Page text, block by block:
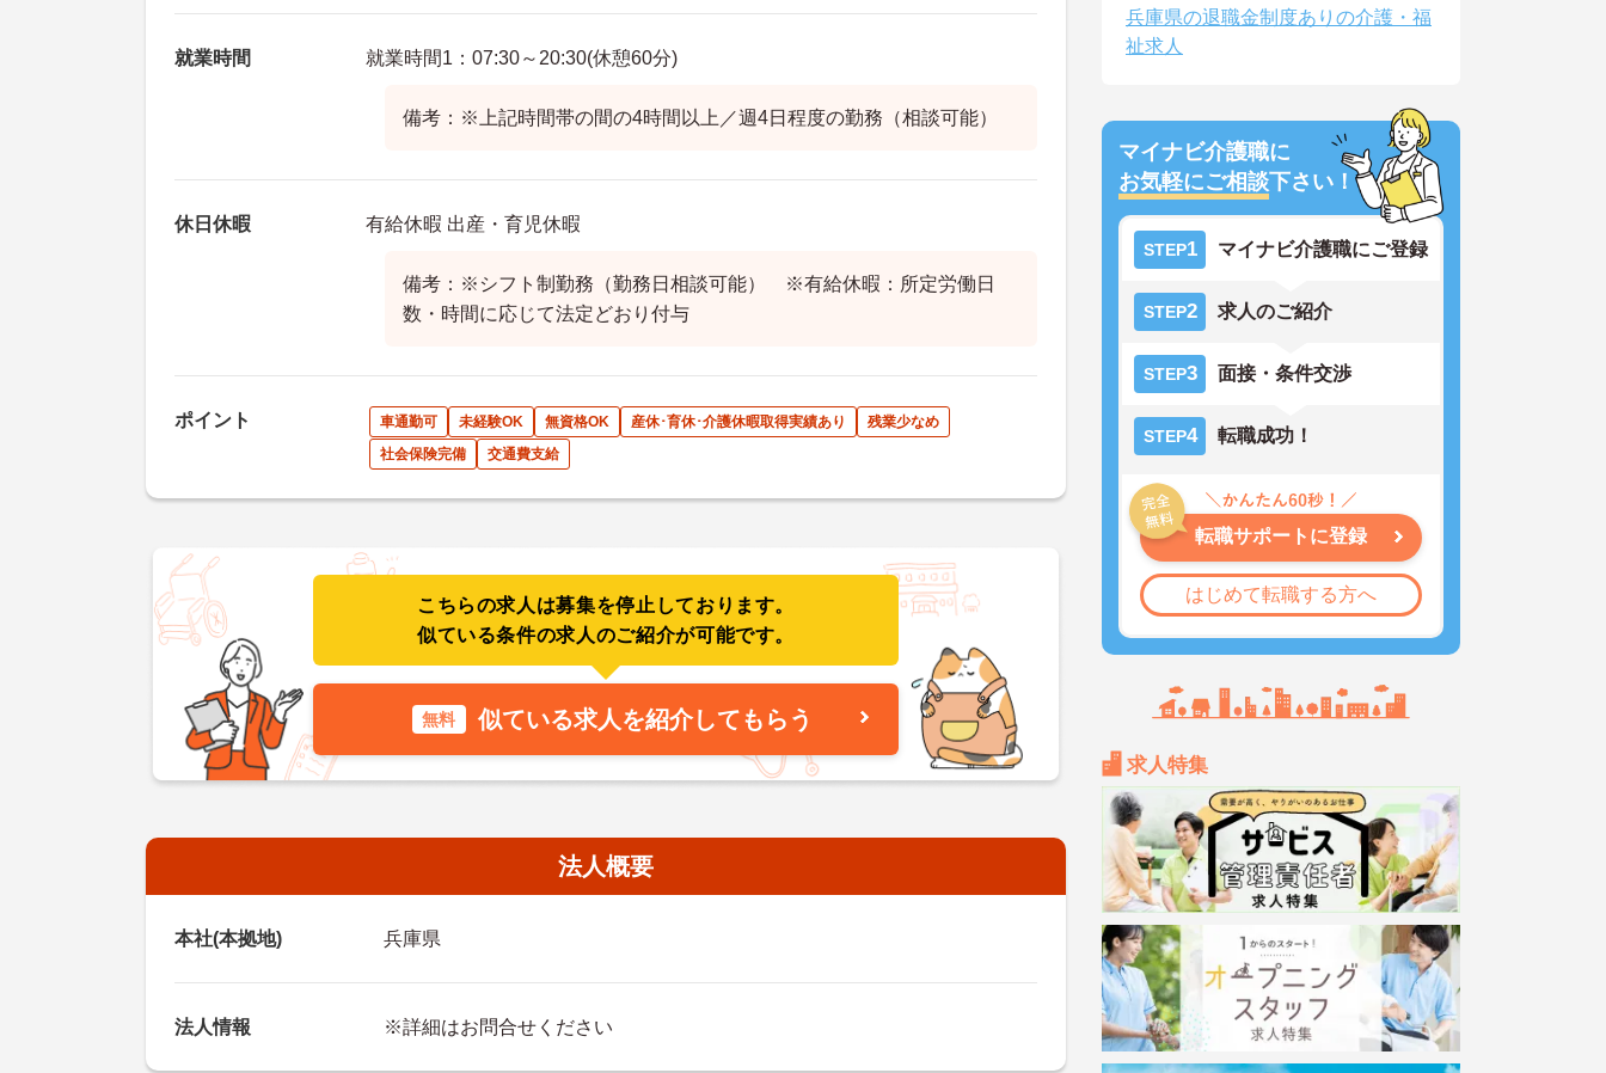
就業時間 就業時間1：07:30～20:30(休憩60分)
備考：※上記時間帯の間の4時間以上／週4日程度の勤務（相談可能）
休日休暇 有給休暇 出産・育児休暇
備考：※シフト制勤務（勤務日相談可能） ※有給休暇：所定労働日
数・時間に応じて法定どおり付与
ポイント 車通勤可 未経験OK 無資格OK 産休･育休･介護休暇取得実績あり
残業少なめ
社会保険完備
交通費支給
こちらの求人は募集を停止しております。
似ている条件の求人のご紹介が可能です。
無料 似ている求人を紹介してもらう
法人概要
本社(本拠地) 兵庫県
法人情報 ※詳細はお問合せください
兵庫県の退職金制度ありの介護・福
祉求人
マイナビ介護職に
お気軽にご相談下さい！
STEP1 マイナビ介護職にご登録
STEP2 求人のご紹介
STEP3 面接・条件交渉
STEP4 転職成功！
転職サポートに登録
はじめて転職する方へ
求人特集